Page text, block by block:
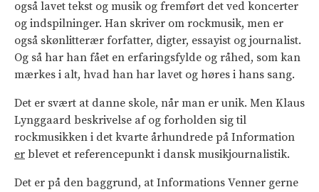
også lavet tekst og musik og fremført det ved koncerter
og indspilninger. Han skriver om rockmusik, men er
også skønlitterær forfatter, digter, essayist og journalist.
Og så har han fået en erfaringsfylde og råhed, som kan
mærkes i alt, hvad han har lavet og høres i hans sang.
Det er svært at danne skole, når man er unik. Men Klaus
Lynggaard beskrivelse af og forholden sig til
rockmusikken i det kvarte århundrede på Information
er blevet et referencepunkt i dansk musikjournalistik.
Det er på den baggrund, at Informations Venner gerne